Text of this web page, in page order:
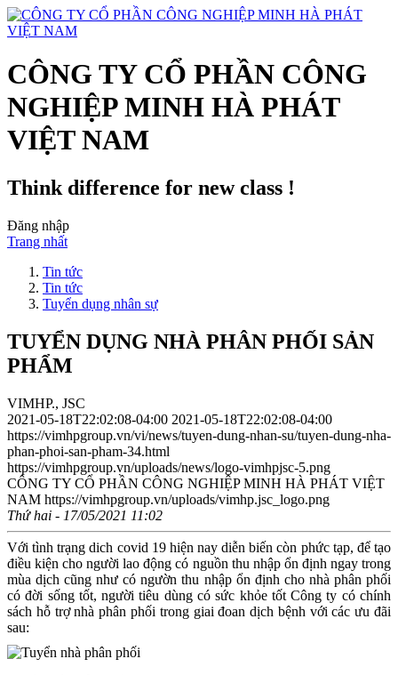
CÔNG TY CỔ PHẦN CÔNG
NGHIỆP MINH HÀ PHÁT
VIỆT NAM
Think difference for new class !
Đăng nhập
Trang nhất
Tin tức
Tin tức
Tuyển dụng nhân sự
TUYỂN DỤNG NHÀ PHÂN PHỐI SẢN
PHẨM
VIMHP., JSC
2021-05-18T22:02:08-04:00 2021-05-18T22:02:08-04:00
https://vimhpgroup.vn/vi/news/tuyen-dung-nhan-su/tuyen-dung-nha-
phan-phoi-san-pham-34.html
https://vimhpgroup.vn/uploads/news/logo-vimhpjsc-5.png
CÔNG TY CỔ PHẦN CÔNG NGHIỆP MINH HÀ PHÁT VIỆT
NAM https://vimhpgroup.vn/uploads/vimhp.jsc_logo.png
Thứ hai - 17/05/2021 11:02
Với tình trạng dich covid 19 hiện nay diễn biến còn phức tạp, để tạo
điều kiện cho người lao động có nguồn thu nhập ổn định ngay trong
mùa dịch cũng như có ngườn thu nhập ổn định cho nhà phân phối
có đời sống tốt, người tiêu dùng có sức khỏe tốt Công ty có chính
sách hỗ trợ nhà phân phối trong giai đoan dịch bệnh với các ưu đãi
sau: